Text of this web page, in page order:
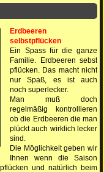
Erdbeeren
selbstpflücken
Ein Spass für die ganze
Familie. Erdbeeren sebst
pflücken. Das macht nicht
nur Spaß, es ist auch
noch superlecker.
Man muß doch
regelmäßig kontrollieren
ob die Erdbeeren die man
plückt auch wirklich lecker
sind.
Die Möglichkeit geben wir
Ihnen wenn die Saison
und natürlich beim